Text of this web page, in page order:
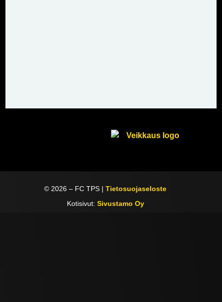
© 2026 – FC TPS |Tietosuojaseloste
Kotisivut: Sivustamo Oy